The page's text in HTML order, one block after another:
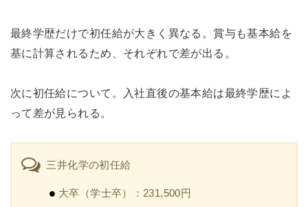
最終学歴だけで初任給が大きく異なる。賞与も基本給を
基に計算されるため、それぞれで差が出る。
次に初任給について。入社直後の基本給は最終学歴によ
って差が見られる。
三井化学の初任給
大卒（学士卒）：231,500円